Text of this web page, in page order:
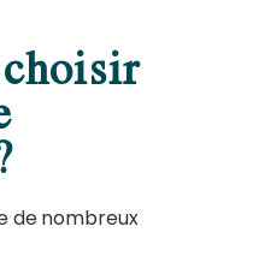
de nombreux